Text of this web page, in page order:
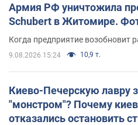
Армия РФ уничтожила
Schubert в Житомире.
Когда предприятие возобновит
9.08.2026 15:24 10,9 т.
Киево-Печерскую лавру
"монстром"? Почему
отказались остановить